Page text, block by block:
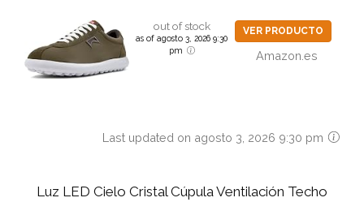
out of stock
as of agosto 3, 2026 9:30
pm
VER PRODUCTO
Amazon.es
Last updated on agosto 3, 2026 9:30 pm
Luz LED Cielo Cristal Cúpula Ventilación Techo